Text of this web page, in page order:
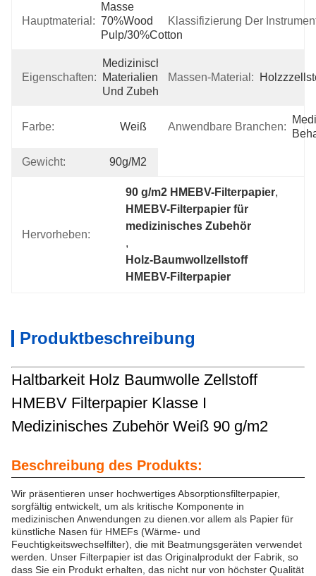
Hauptmaterial:
Masse
70%Wood
Pulp/30%Cotton
Klassifizierung Der
Eigenschaften:
Medizinische
Materialien
Und Zubehör
Massen-Material:
Farbe: Weiß Anwendbare Branchen:
Gewicht: 90g/m2
Hervorheben:
90 g/m2 HMEBV-Filterpapier,
HMEBV-Filterpapier für
medizinisches Zubehör
,
Holz-Baumwollzellstoff
HMEBV-Filterpapier
Produktbeschreibung
Haltbarkeit Holz Baumwolle Zellstoff
HMEBV Filterpapier Klasse I
Medizinisches Zubehör Weiß 90 g/m2
Beschreibung des Produkts:
Wir präsentieren unser hochwertiges Absorptionsfilterpapier,
sorgfältig entwickelt, um als kritische Komponente in
medizinischen Anwendungen zu dienen.vor allem als Papier für
künstliche Nasen für HMEFs (Wärme- und
Feuchtigkeitswechselfilter), die mit Beatmungsgeräten verwendet
werden. Unser Filterpapier ist das Originalprodukt der Fabrik, so
dass Sie ein Produkt erhalten, das nicht nur von höchster Qualität